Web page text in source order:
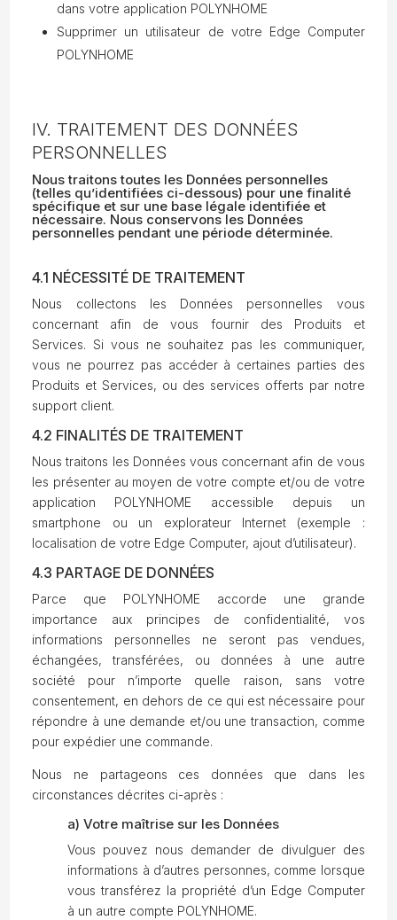
dans votre application POLYNHOME
Supprimer un utilisateur de votre Edge Computer
POLYNHOME
IV. TRAITEMENT DES DONNÉES
PERSONNELLES
Nous traitons toutes les Données personnelles
(telles qu’identifiées ci-dessous) pour une finalité
spécifique et sur une base légale identifiée et
nécessaire. Nous conservons les Données
personnelles pendant une période déterminée.
4.1 NÉCESSITÉ DE TRAITEMENT
Nous collectons les Données personnelles vous
concernant afin de vous fournir des Produits et
Services. Si vous ne souhaitez pas les communiquer,
vous ne pourrez pas accéder à certaines parties des
Produits et Services, ou des services offerts par notre
support client.
4.2 FINALITÉS DE TRAITEMENT
Nous traitons les Données vous concernant afin de vous
les présenter au moyen de votre compte et/ou de votre
application POLYNHOME accessible depuis un
smartphone ou un explorateur Internet (exemple :
localisation de votre Edge Computer, ajout d’utilisateur).
4.3 PARTAGE DE DONNÉES
Parce que POLYNHOME accorde une grande
importance aux principes de confidentialité, vos
informations personnelles ne seront pas vendues,
échangées, transférées, ou données à une autre
société pour n’importe quelle raison, sans votre
consentement, en dehors de ce qui est nécessaire pour
répondre à une demande et/ou une transaction, comme
pour expédier une commande.
Nous ne partageons ces données que dans les
circonstances décrites ci-après :
a) Votre maîtrise sur les Données
Vous pouvez nous demander de divulguer des
informations à d’autres personnes, comme lorsque
vous transférez la propriété d’un Edge Computer
à un autre compte POLYNHOME.